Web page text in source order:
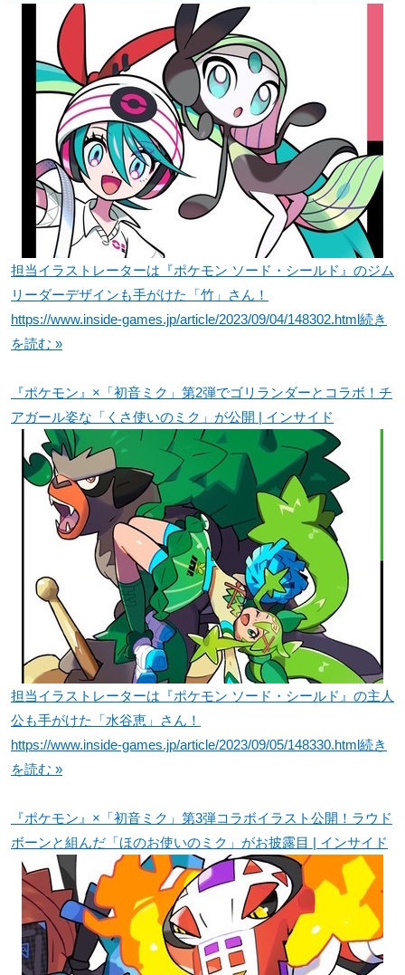
担当イラストレーターは『ポケモン ソード・シールド』のジム
リーダーデザインも手がけた「竹」さん！
https://www.inside-games.jp/article/2023/09/04/148302.html続き
を読む »
『ポケモン』×「初音ミク」第2弾でゴリランダーとコラボ！チ
アガール姿な「くさ使いのミク」が公開 | インサイド
担当イラストレーターは『ポケモン ソード・シールド』の主人
公も手がけた「水谷恵」さん！
https://www.inside-games.jp/article/2023/09/05/148330.html続き
を読む »
『ポケモン』×「初音ミク」第3弾コラボイラスト公開！ラウド
ボーンと組んだ「ほのお使いのミク」がお披露目 | インサイド